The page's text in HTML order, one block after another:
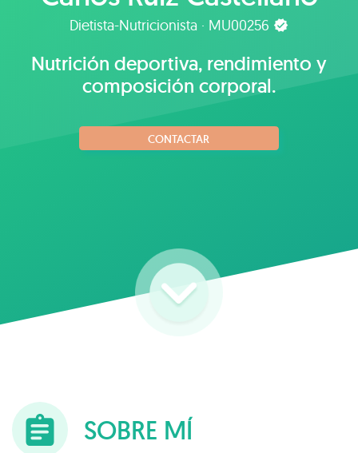
Dietista-Nutricionista · MU00256
Nutrición deportiva, rendimiento y
composición corporal.
CONTACTAR
SOBRE MÍ